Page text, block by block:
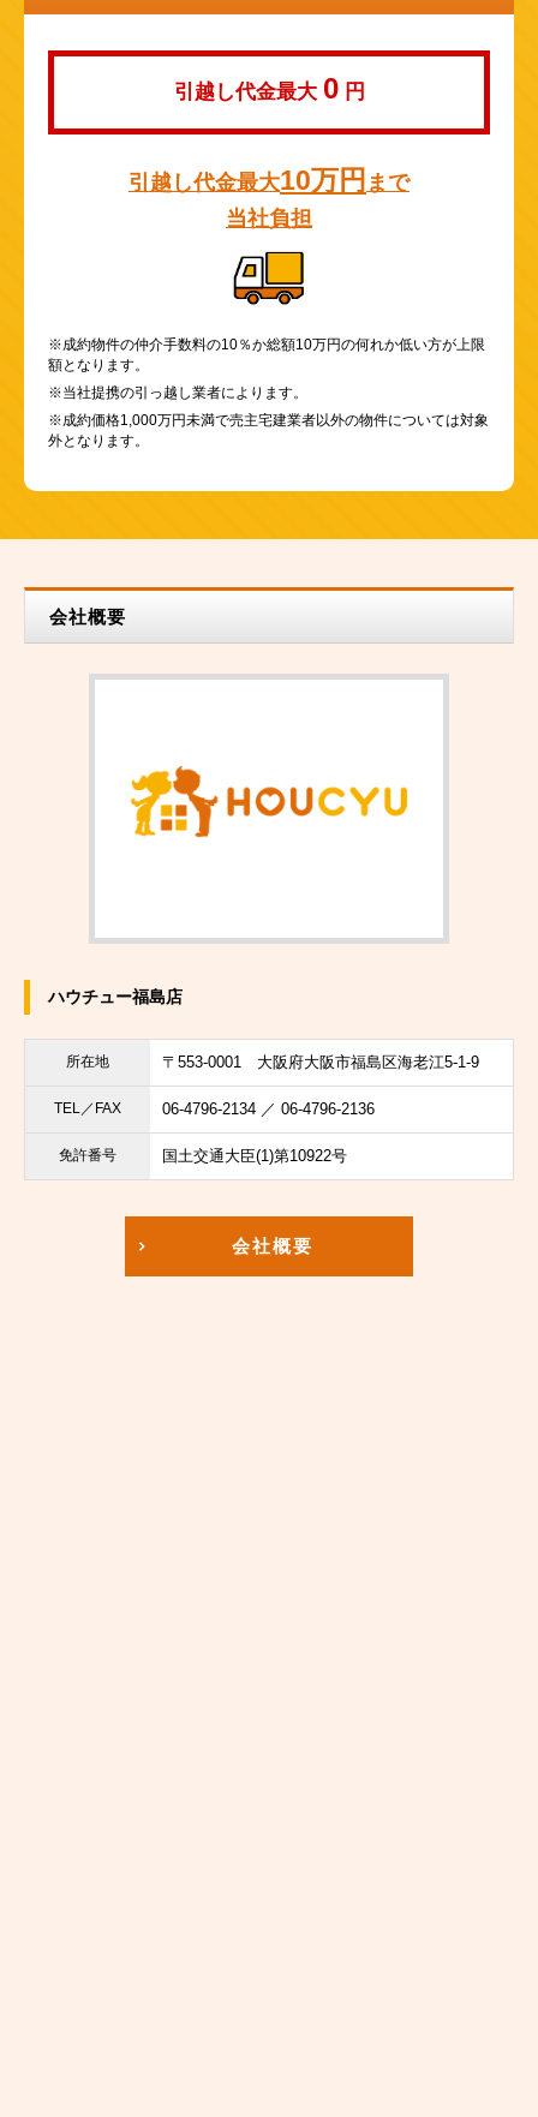
引越し代金最大 0 円
引越し代金最大10万円 まで
当社負担
※成約物件の仲介手数料の10％か総額10万円の何れか低い方が上限
額となります。
※当社提携の引っ越し業者によります。
※成約価格1,000万円未満で売主宅建業者以外の物件については対象
外となります。
会社概要
ハウチュー福島店
所在地 〒553-0001 大阪府大阪市福島区海老江5-1-9
TEL／FAX 06-4796-2134 ／ 06-4796-2136
免許番号 国土交通大臣(1)第10922号
会社概要